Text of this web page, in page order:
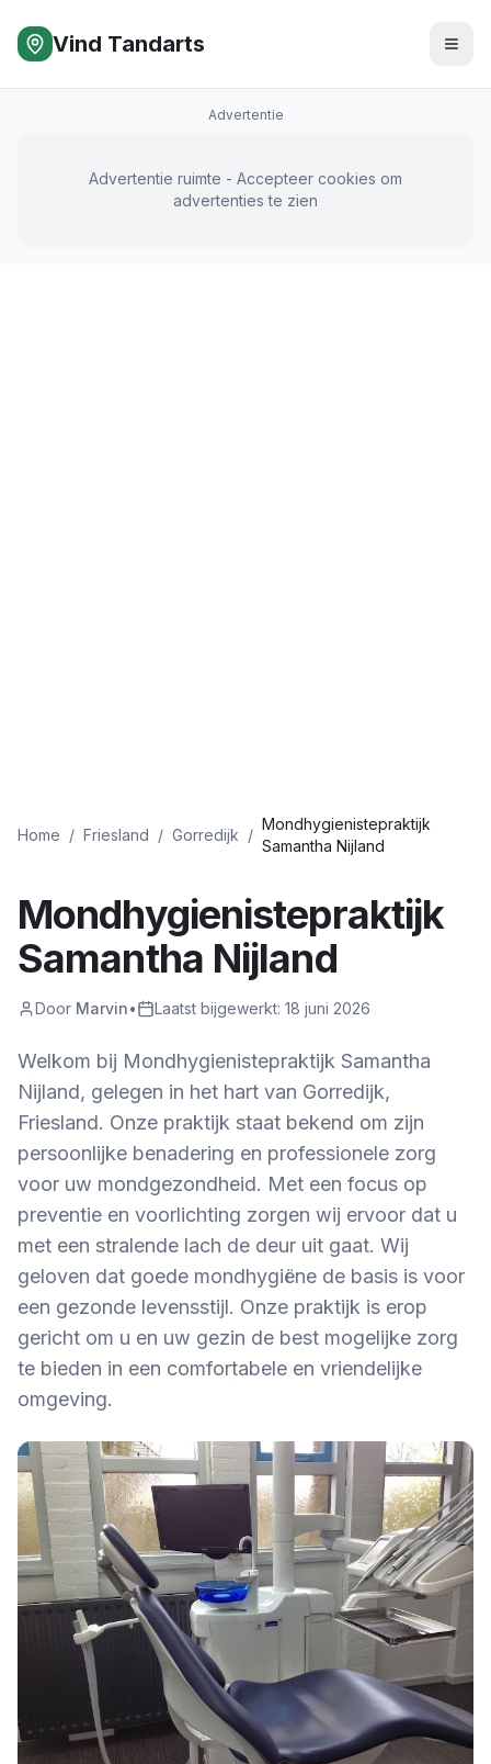
Vind Tandarts
Advertentie
Advertentie ruimte - Accepteer cookies om
advertenties te zien
Home / Friesland / Gorredijk /
Mondhygienistepraktijk
Samantha Nijland
Mondhygienistepraktijk
Samantha Nijland
Door Marvin• Laatst bijgewerkt: 18 juni 2026
Welkom bij Mondhygienistepraktijk Samantha
Nijland, gelegen in het hart van Gorredijk,
Friesland. Onze praktijk staat bekend om zijn
persoonlijke benadering en professionele zorg
voor uw mondgezondheid. Met een focus op
preventie en voorlichting zorgen wij ervoor dat u
met een stralende lach de deur uit gaat. Wij
geloven dat goede mondhygiëne de basis is voor
een gezonde levensstijl. Onze praktijk is erop
gericht om u en uw gezin de best mogelijke zorg
te bieden in een comfortabele en vriendelijke
omgeving.